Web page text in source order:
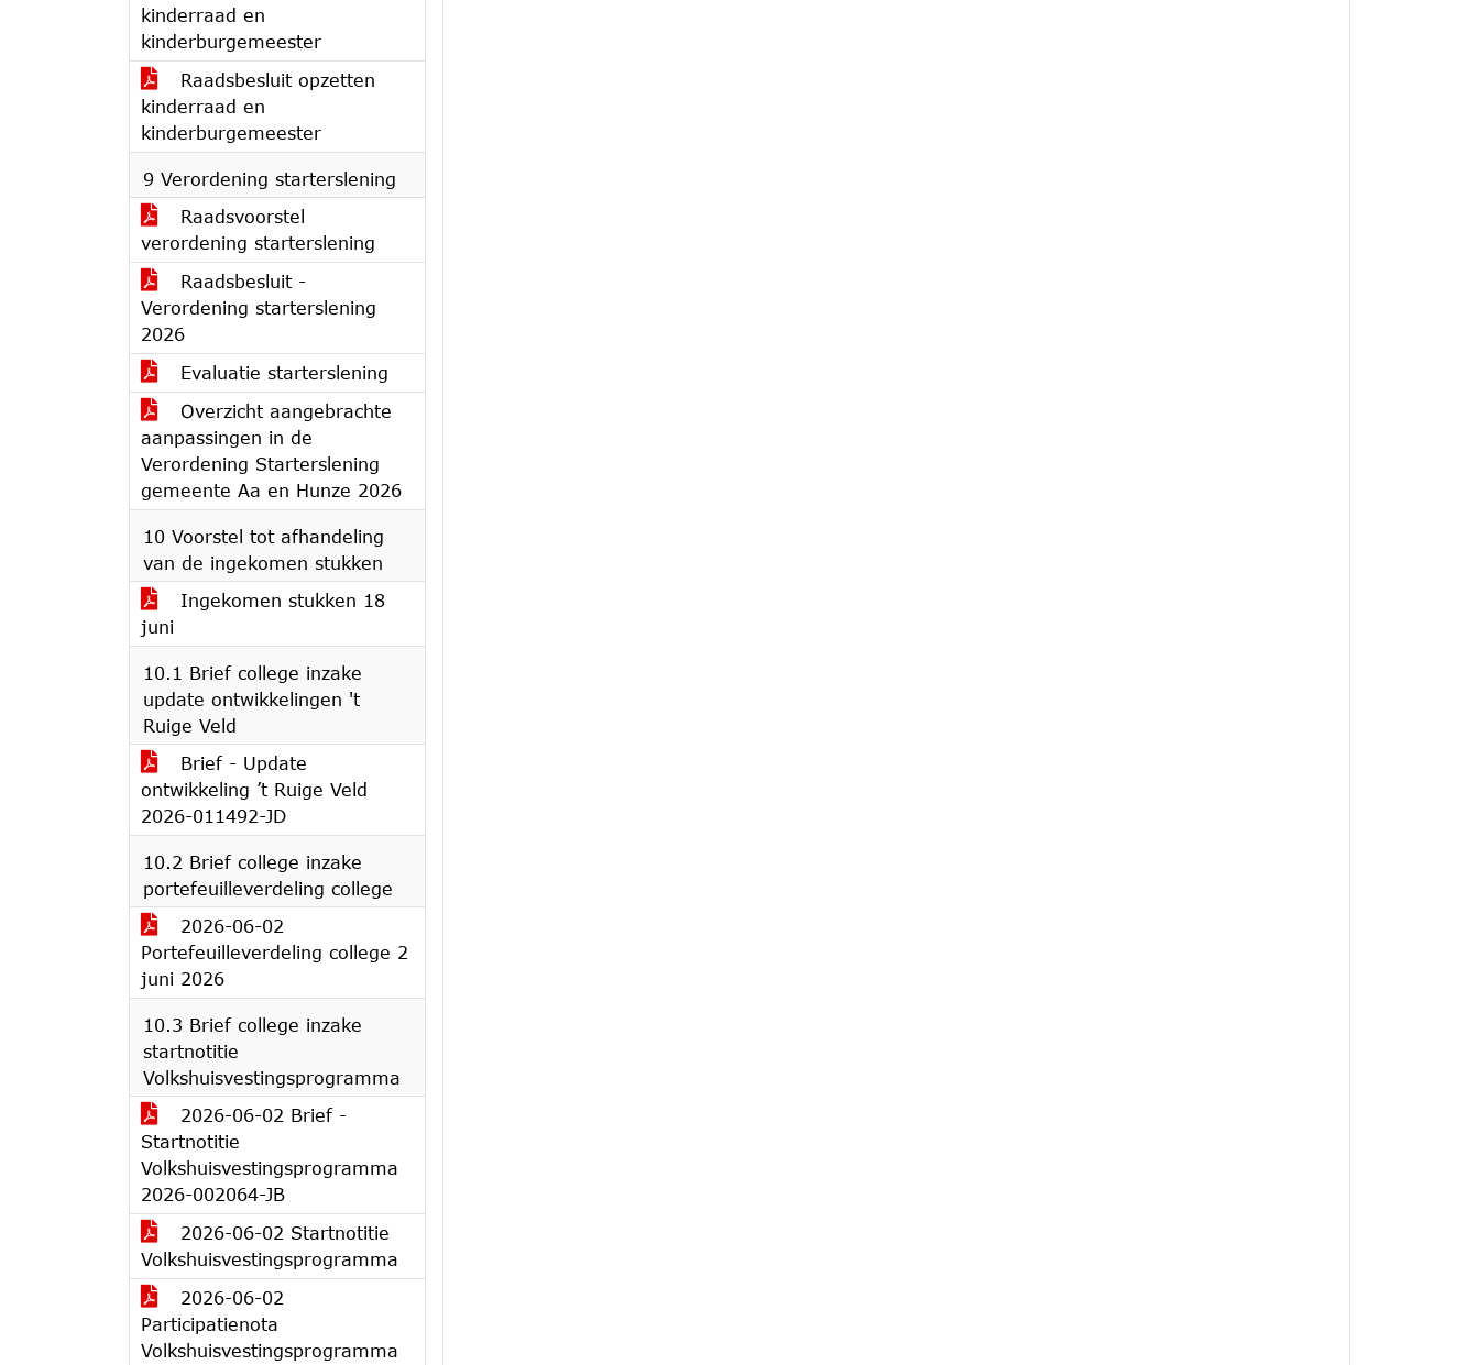
kinderraad en
kinderburgemeester
Raadsbesluit opzetten
kinderraad en
kinderburgemeester
9 Verordening starterslening
Raadsvoorstel
verordening starterslening
Raadsbesluit -
Verordening starterslening
2026
Evaluatie starterslening
Overzicht aangebrachte
aanpassingen in de
Verordening Starterslening
gemeente Aa en Hunze 2026
10 Voorstel tot afhandeling
van de ingekomen stukken
Ingekomen stukken 18
juni
10.1 Brief college inzake
update ontwikkelingen 't
Ruige Veld
Brief - Update
ontwikkeling ’t Ruige Veld
2026-011492-JD
10.2 Brief college inzake
portefeuilleverdeling college
2026-06-02
Portefeuilleverdeling college 2
juni 2026
10.3 Brief college inzake
startnotitie
Volkshuisvestingsprogramma
2026-06-02 Brief -
Startnotitie
Volkshuisvestingsprogramma
2026-002064-JB
2026-06-02 Startnotitie
Volkshuisvestingsprogramma
2026-06-02
Participatienota
Volkshuisvestingsprogramma